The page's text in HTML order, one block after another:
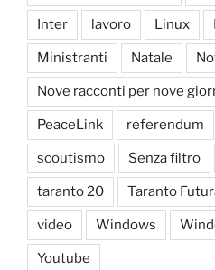
Inter lavoro Linux
Ministranti Natale
Nove racconti per nove
PeaceLink referendum
scoutismo Senza filtro
taranto 20 Taranto
video Windows
Youtube